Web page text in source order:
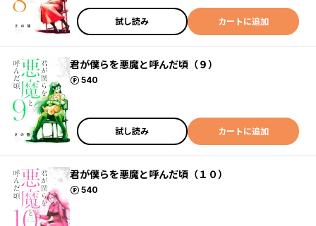
試し読み カートに追加
君が僕らを悪魔と呼んだ頃（９）
540
ポイント
試し読み カートに追加
君が僕らを悪魔と呼んだ頃（１０）
540
ポイント